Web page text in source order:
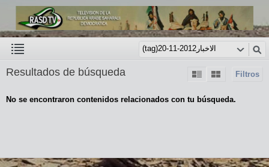
Filtros
Resultados de búsqueda
No se encontraron contenidos relacionados con tu búsqueda.